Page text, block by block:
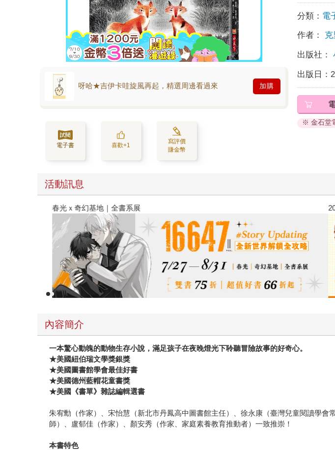
呀哈★吉伊卡哇旋風再起，精選周邊看過來 加購
電子書 喜歡+1
寫評價
賺金幣
分類： 電
作者：
出版社：
出版日：
※ 金石堂
活動訊息
春光ｘ奇幻基地｜全書系展
內容簡介
一本驚心動魄的動物生存小說，滿足孩子在夜晚燈光下聆聽冒險故事的好奇心。
★美國紐伯瑞文學獎銀獎
★美國圖書館學會最佳好書
★美國德州藍帽花童書獎
★美國《書單》雜誌編輯選書
朱宥勳（作家）、宋怡慧（新北市丹鳳高中圖書館主任）、徐永康（臺灣兒童閱讀學
師）、盧郁佳（作家）、顏安秀（作家、家庭素養教育推動者）一致推崇！
本書特色